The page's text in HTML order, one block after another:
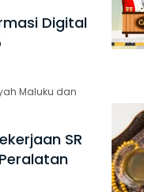
Digital
Maluku dan
SR